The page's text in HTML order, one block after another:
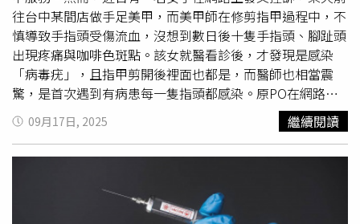
診斷，就拿乾冰幫他灼燒了3次，但他說症狀沒改善多少，
還是很痛」。而陳佩琪上週幫他處理傷口時，看到的是已經
治療過後的色素沉著病灶，自己的處理方法是用弱效類固醇
藥膏擦在黑色斑塊上，另外硬硬的顆粒有些滲泌物，感覺像
有細菌感染，也合併用抗生素藥膏。對此，台北看守所發兩
點聲明指出，一、本所依規定供應全體收容人飲食，並視用
餐人數與習慣、食品衛生及種類，使用適當不鏽鋼皿具盛
裝；二、舍房送入口位置係受限舊有建築結構安全影響，本
收容品質，以保障收容人權益。
往台中某間店做手足美甲，而美甲師在修剪指甲過程中，不
慎導致手指頭受傷流血，沒想到數日後十隻手指頭、腳趾頭
出現疼痛與咖啡色斑點。該女就醫看診後，才發現是感染
「病毒疣」，且指甲剪開後裡面也都是，而醫師也相當震
驚，是首次遇到有病患每一隻指頭都感染。原PO在網路論
壇Dcard發文表示，6月23日前往台中西區某間美甲店進行
手足美甲服務，過程中因美甲師修剪失誤，導致手部受傷出
血，當下僅以衛生紙簡單包紮。直至數日後，原PO發現十
沒什麼大礙，就未進一步處理。兩個月後，原PO於8月25日
回該店卸除手部美甲時，向美甲師反映情況，對方起初表示
09月17日, 2025 繼續閱讀